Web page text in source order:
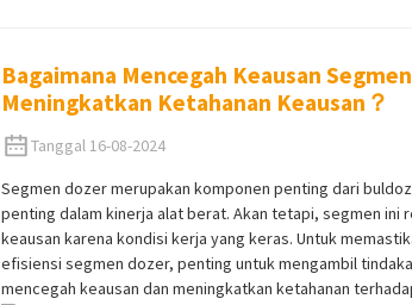
Bagaimana Mencegah Keausan
Meningkatkan Ketahanan Keausan？
Tanggal 16-08-2024
Segmen dozer merupakan komponen penting dari
penting dalam kinerja alat berat. Akan tetapi, segmen ini
keausan karena kondisi kerja yang keras. Untuk
efisiensi segmen dozer, penting untuk mengambil
mencegah keausan dan meningkatkan ketahanan